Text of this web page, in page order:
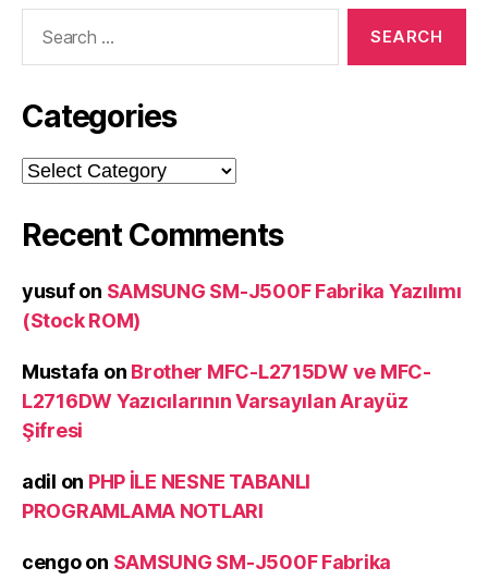
Categories
Categories
Recent Comments
yusufon SAMSUNG SM-J500F Fabrika Yazılımı
(Stock ROM)
Mustafa on Brother MFC-L2715DW ve MFC-
L2716DW Yazıcılarının Varsayılan Arayüz
Şifresi
adil on PHP İLE NESNE TABANLI
PROGRAMLAMA NOTLARI
cengoon SAMSUNG SM-J500F Fabrika